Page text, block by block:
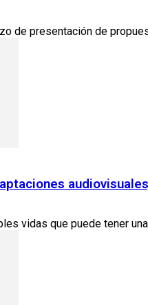
de presentación de
vidas que puede tener